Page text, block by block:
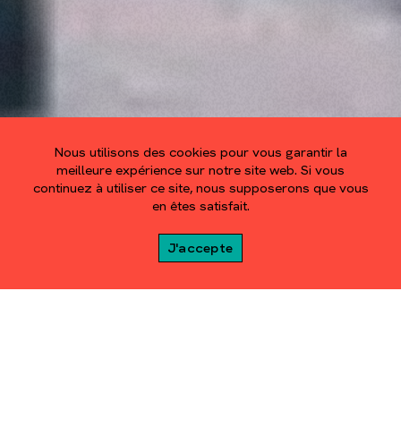
Nous utilisons des cookies pour vous garantir la
meilleure expérience sur notre site web. Si vous
continuez à utiliser ce site, nous supposerons que vous
en êtes satisfait.
J'accepte